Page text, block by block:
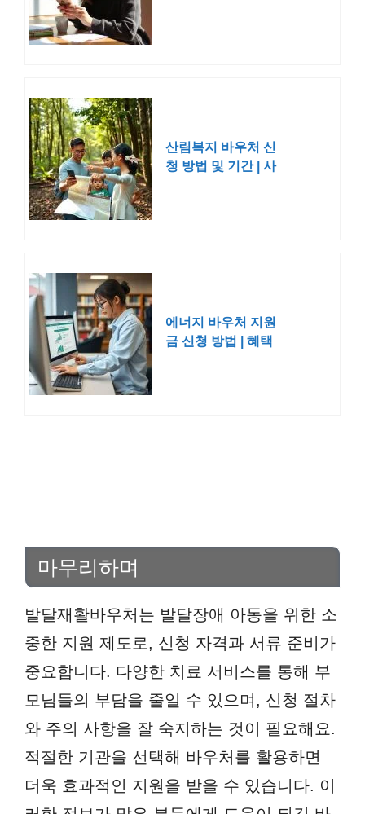
산림복지 바우처 신
청 방법 및 기간 | 사
에너지 바우처 지원
금 신청 방법 | 혜택
마무리하며
발달재활바우처는 발달장애 아동을 위한 소
중한 지원 제도로, 신청 자격과 서류 준비가
중요합니다. 다양한 치료 서비스를 통해 부
모님들의 부담을 줄일 수 있으며, 신청 절차
와 주의 사항을 잘 숙지하는 것이 필요해요.
적절한 기관을 선택해 바우처를 활용하면
더욱 효과적인 지원을 받을 수 있습니다. 이